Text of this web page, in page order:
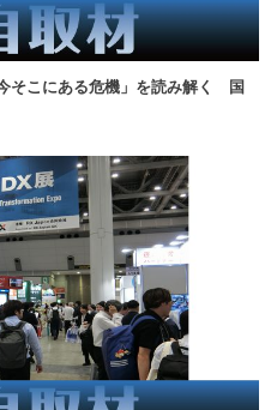
そこにある危機」を読み解く 国